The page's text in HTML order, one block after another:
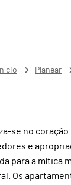
Início Planear
se no
e
para a mítica
Os